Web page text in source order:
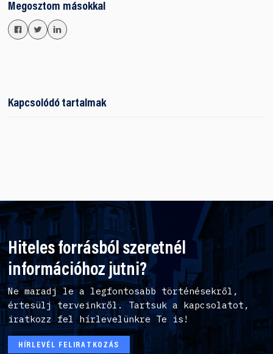
Megosztom másokkal
Kapcsolódó tartalmak
Hiteles forrásból szeretnél
információhoz jutni?
Ne maradj le a legfontosabb történésekről,
értesülj terveinkről. Tartsuk a kapcsolatot,
iratkozz fel hírlevelünkre Te is!
HÍRLEVÉL FELIRATKOZÁS